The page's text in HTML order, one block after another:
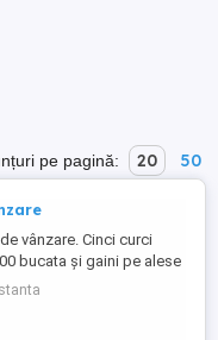
pe pagină: 20 50
vânzare. Cinci curci
bucata și gaini pe alese
informații la telefon în